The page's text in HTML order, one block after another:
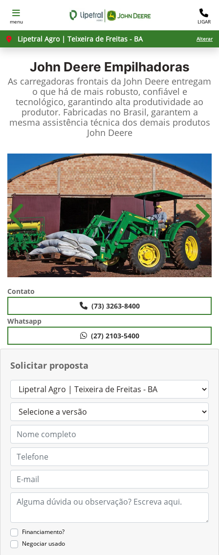
menu LIGAR
Lipetral Agro | Teixeira de Freitas - BA Alterar
John Deere Empilhadoras
As carregadoras frontais da John Deere entregam
o que há de mais robusto, confiável e
tecnológico, garantindo alta produtividade ao
produtor. Fabricadas no Brasil, garantem a
mesma assistência técnica dos demais produtos
John Deere
Solicitar proposta
Financiamento?
Negociar usado
Anterior
Contato
(73) 3263-8400
Whatsapp
(27) 2103-5400